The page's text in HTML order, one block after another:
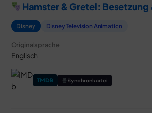
Hamster & Gretel: Besetzung
Disney Disney Television Animation
Originalsprache
Englisch
TMDB Synchronkartei